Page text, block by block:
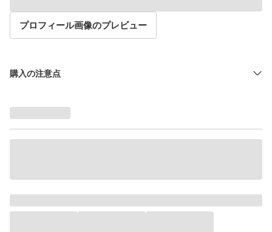
プロフィール画像のプレビュー
購入の注意点